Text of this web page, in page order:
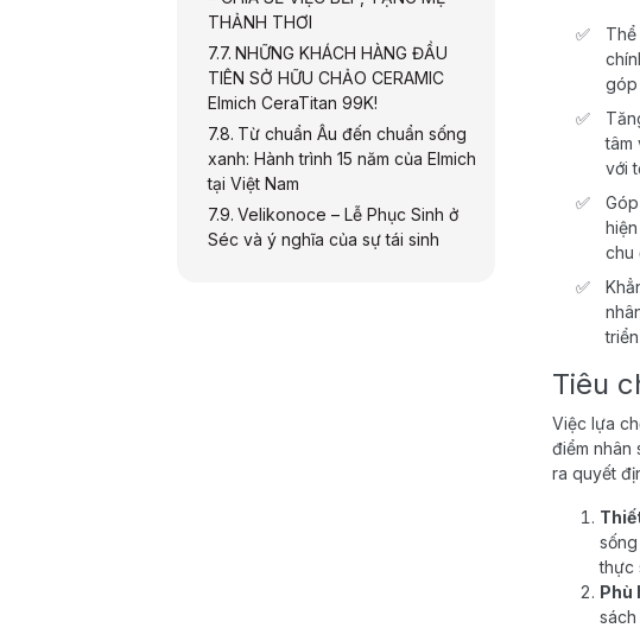
góp
tâm
với
chu
Tiêu
Việc lựa
điểm nhân
ra quyết
thực
Phù
THẢNH THƠI
NHỮNG KHÁCH HÀNG ĐẦU
TIÊN SỞ HỮU CHẢO CERAMIC
Elmich CeraTitan 99K!
Từ chuẩn Âu đến chuẩn sống
xanh: Hành trình 15 năm của Elmich
tại Việt Nam
Velikonoce – Lễ Phục Sinh ở
Séc và ý nghĩa của sự tái sinh